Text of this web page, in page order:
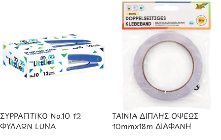
ΣΥΡΡΑΠΤΙΚΟ Νo.10 12
ΦΥΛΛΩΝ LUNA
ΤΑΙΝΙΑ ΔΙΠΛΗΣ ΟΨΕΩΣ
10mmx18m ΔΙΑΦΑΝΗ